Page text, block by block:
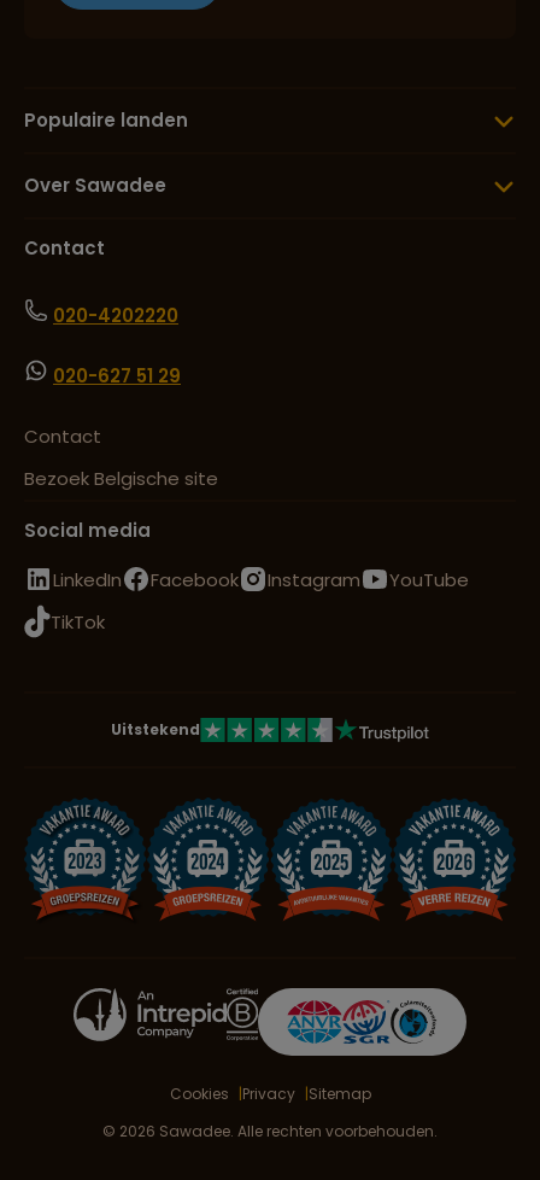
Populaire landen
Over Sawadee
Contact
020-4202220
020-627 51 29
Contact
Bezoek Belgische site
Social media
LinkedIn
Facebook Instagram
YouTube
TikTok
Uitstekend
Cookies Privacy
Sitemap
© 2026 Sawadee. Alle rechten voorbehouden.